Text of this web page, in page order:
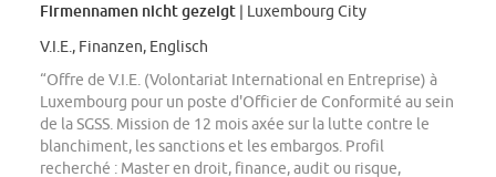
Firmennamen nicht gezeigt | Luxembourg City
V.I.E., Finanzen, Englisch
“Offre de V.I.E. (Volontariat International en Entreprise) à
Luxembourg pour un poste d'Officier de Conformité au sein
de la SGSS. Mission de 12 mois axée sur la lutte contre le
blanchiment, les sanctions et les embargos. Profil
recherché : Master en droit, finance, audit ou risque,